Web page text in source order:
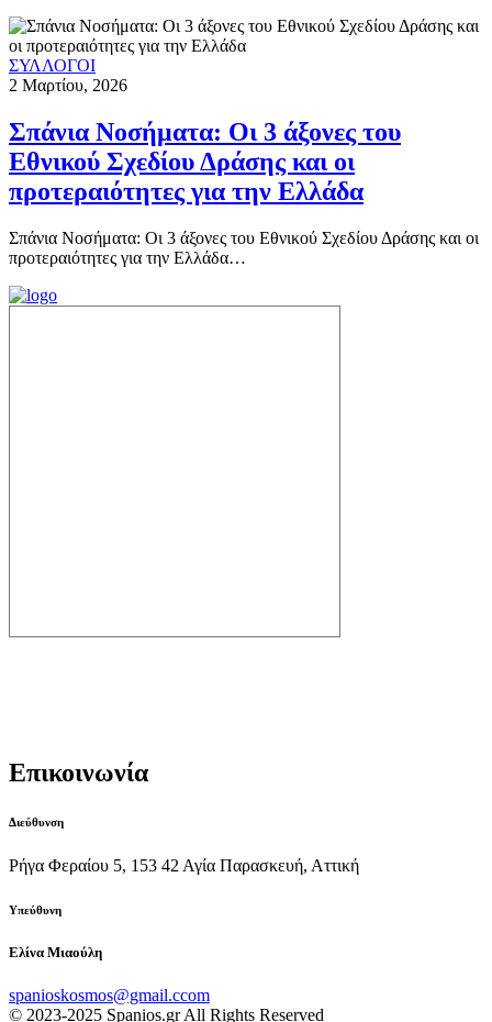
ΣΥΛΛΟΓΟΙ
2 Μαρτίου, 2026
Σπάνια Νοσήματα: Οι 3 άξονες του
Εθνικού Σχεδίου Δράσης και οι
προτεραιότητες για την Ελλάδα
Σπάνια Νοσήματα: Οι 3 άξονες του Εθνικού Σχεδίου Δράσης και οι
προτεραιότητες για την Ελλάδα…
Επικοινωνία
Διεύθυνση
Ρήγα Φεραίου 5, 153 42 Αγία Παρασκευή, Αττική
Υπεύθυνη
Ελίνα Μιαούλη
spanioskosmos@gmail.ccom
© 2023-2025 Spanios.gr All Rights Reserved